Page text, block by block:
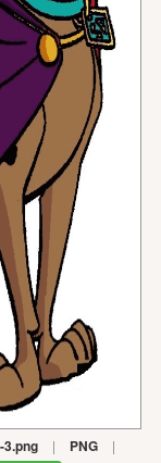
| PNG |